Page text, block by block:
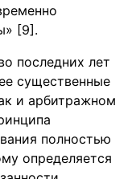
[9].
последних лет
существенные
и арбитражном
полностью
определяется